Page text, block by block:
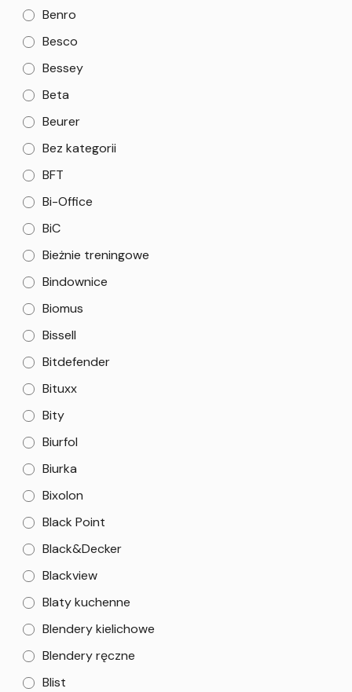
Benro
Besco
Bessey
Beta
Beurer
Bez kategorii
BFT
Bi-Office
BiC
Bieżnie treningowe
Bindownice
Biomus
Bissell
Bitdefender
Bituxx
Bity
Biurfol
Biurka
Bixolon
Black Point
Black&Decker
Blackview
Blaty kuchenne
Blendery kielichowe
Blendery ręczne
Blist